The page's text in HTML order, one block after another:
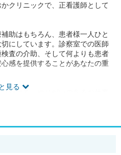
見る
クリニックで、正看護師として
助はもちろん、患者様一人ひと
にしています。診察室での医師
査の介助、そして何よりも患者
感を提供することがあなたの重
だける、やりがいのあるお仕事
の温かいコミュニケーションを
供を目指しています。共に、地
ピュアブルーツが掲載している